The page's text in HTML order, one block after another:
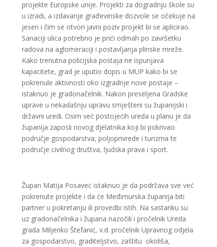
projekte Europske unije. Projekti za dogradnju škole su
u izradi, a izdavanje građevinske dozvole se očekuje na
jesen i čim se otvori javni poziv projekt bi se aplicirao.
Sanaciji ulica potrebno je prići odmah po završetku
radova na aglomeraciji i postavljanja plinske mreže.
Kako trenutna policijska postaja ne ispunjava
kapacitete, grad je uputio dopis u MUP kako bi se
pokrenule aktivnosti oko izgradnje nove postaje –
istaknuo je gradonačelnik. Nakon preseljena Gradske
uprave u nekadašnju upravu smješteni su županijski i
državni uredi. Osim već postojećih ureda u planu je da
županija zaposli novog djelatnika koji bi pokrivao
područje gospodarstva, poljoprivrede i turizma te
područje civilnog društva, ljudska prava i sport.
Župan Matija Posavec istaknuo je da podržava sve već
pokrenute projekte i da će Međimurska županija biti
partner u pokretanju ili provedbi istih. Na sastanku su
uz gradonačelnika i župana nazočili i pročelnik Ureda
grada Miljenko Štefanić, v.d. pročelnik Upravnog odjela
za gospodarstvo, graditeljstvo, zaštitu okoliša,